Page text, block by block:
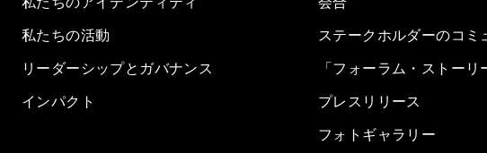
私たちの活動
リーダーシップとガバナンス
インパクト
ステークホルダーのコミ
「フォーラム・ストーリ
プレスリリース
フォトギャラリー